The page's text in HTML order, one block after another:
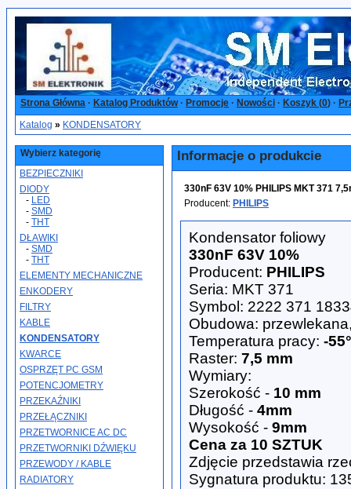
Strona Główna · Katalog Produktów· Promocje · Nowości · Koszyk (0) ·
Katalog » KONDENSATORY
Wybierz kategorię
BEZPIECZNIKI
DIODY
- LED
- SMD
- THT
DŁAWIKI
- SMD
- THT
ELEMENTY MECHANICZNE
ENKODERY
FILTRY
KABLE
KONDENSATORY
KWARCE
OSPRZĘT PC GSM
POTENCJOMETRY
PRZEKAŹNIKI
PRZEŁĄCZNIKI
PRZETWORNICE AC DC
PRZETWORNIKI DŹWIĘKU
PRZEWODY / KABLE
RADIATORY
Informacje o produkcie
330nF 63V 10% PHILIPS MKT 371
Producent: PHILIPS
Kondensator foliowy
330nF 63V 10%
Producent: PHILIPS
Seria: MKT 371
Symbol: 2222 371
Obudowa:
Temperatura pracy: -
Raster: 7,5 mm
Wymiary:
Szerokość - 10 mm
Długość - 4mm
Wysokość - 9mm
Cena za 10 SZTUK
Zdjęcie przedstawia
Sygnatura produktu: